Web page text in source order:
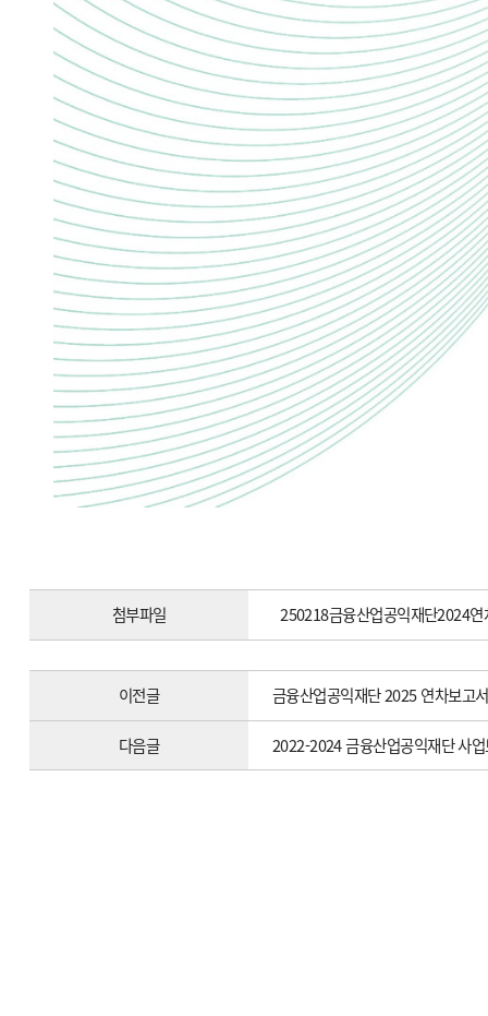
첨부파일 250218금융산업공익재단2024
이전글 금융산업공익재단 2025 연차보고
다음글 2022-2024 금융산업공익재단 사